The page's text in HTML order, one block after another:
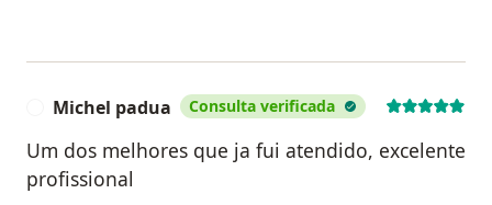
Michel padua Consulta verificada
Um dos melhores que ja fui atendido, excelente
profissional